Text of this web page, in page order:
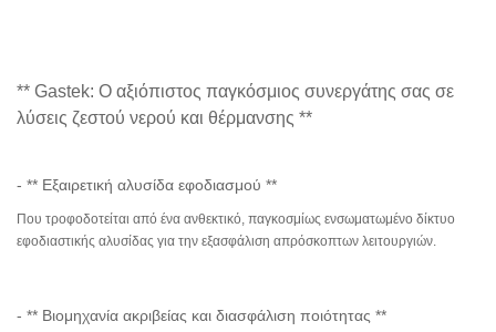
** Gastek: Ο αξιόπιστος παγκόσμιος συνεργάτης σας σε
λύσεις ζεστού νερού και θέρμανσης **
- ** Εξαιρετική αλυσίδα εφοδιασμού **
Που τροφοδοτείται από ένα ανθεκτικό, παγκοσμίως ενσωματωμένο δίκτυο
εφοδιαστικής αλυσίδας για την εξασφάλιση απρόσκοπτων λειτουργιών.
- ** Βιομηχανία ακριβείας και διασφάλιση ποιότητας **